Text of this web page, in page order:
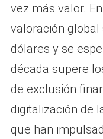
vez más valor.
valoración
dólares y se
década supere
de exclusión
digitalización de
que han